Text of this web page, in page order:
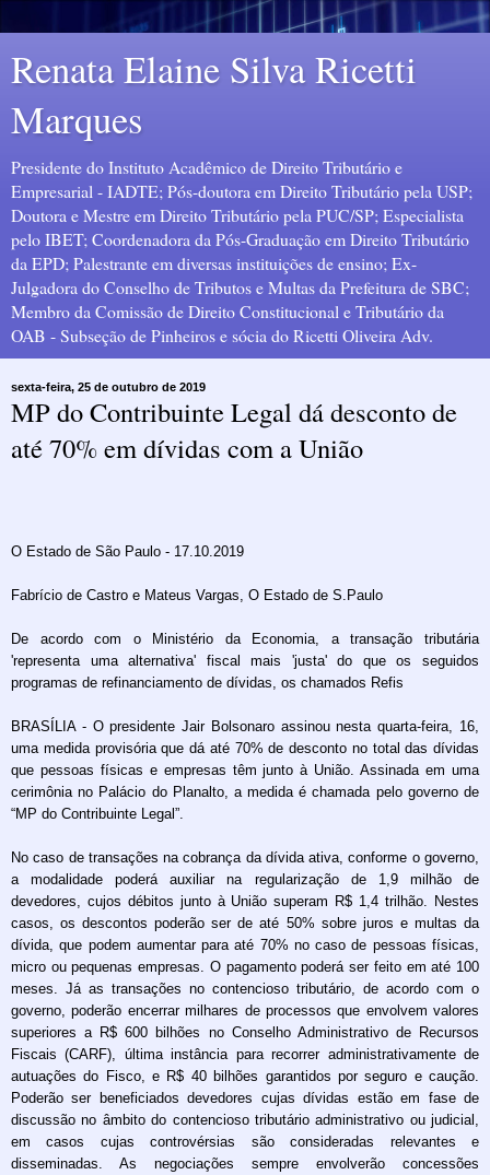
Renata Elaine Silva Ricetti
Marques
Presidente do Instituto Acadêmico de Direito Tributário e
Empresarial - IADTE; Pós-doutora em Direito Tributário pela USP;
Doutora e Mestre em Direito Tributário pela PUC/SP; Especialista
pelo IBET; Coordenadora da Pós-Graduação em Direito Tributário
da EPD; Palestrante em diversas instituições de ensino; Ex-
Julgadora do Conselho de Tributos e Multas da Prefeitura de SBC;
Membro da Comissão de Direito Constitucional e Tributário da
OAB - Subseção de Pinheiros e sócia do Ricetti Oliveira Adv.
sexta-feira, 25 de outubro de 2019
MP do Contribuinte Legal dá desconto de
até 70% em dívidas com a União
O Estado de São Paulo - 17.10.2019
Fabrício de Castro e Mateus Vargas, O Estado de S.Paulo
De acordo com o Ministério da Economia, a transação tributária
'representa uma alternativa' fiscal mais 'justa' do que os seguidos
programas de refinanciamento de dívidas, os chamados Refis
BRASÍLIA - O presidente Jair Bolsonaro assinou nesta quarta-feira, 16,
uma medida provisória que dá até 70% de desconto no total das dívidas
que pessoas físicas e empresas têm junto à União. Assinada em uma
cerimônia no Palácio do Planalto, a medida é chamada pelo governo de
“MP do Contribuinte Legal”.
No caso de transações na cobrança da dívida ativa, conforme o governo,
a modalidade poderá auxiliar na regularização de 1,9 milhão de
devedores, cujos débitos junto à União superam R$ 1,4 trilhão. Nestes
casos, os descontos poderão ser de até 50% sobre juros e multas da
dívida, que podem aumentar para até 70% no caso de pessoas físicas,
micro ou pequenas empresas. O pagamento poderá ser feito em até 100
meses. Já as transações no contencioso tributário, de acordo com o
governo, poderão encerrar milhares de processos que envolvem valores
superiores a R$ 600 bilhões no Conselho Administrativo de Recursos
Fiscais (CARF), última instância para recorrer administrativamente de
autuações do Fisco, e R$ 40 bilhões garantidos por seguro e caução.
Poderão ser beneficiados devedores cujas dívidas estão em fase de
discussão no âmbito do contencioso tributário administrativo ou judicial,
em casos cujas controvérsias são consideradas relevantes e
disseminadas. As negociações sempre envolverão concessões